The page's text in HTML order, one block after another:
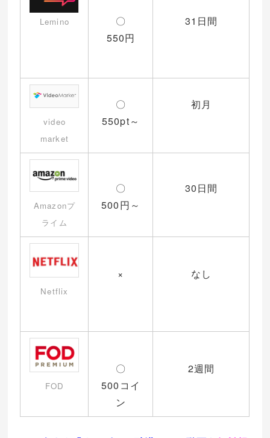
Lemino
〇
550円
31日間
video
market
〇
550pt～
初月
Amazonプ
ライム
〇
500円～
30日間
Netflix
× なし
FOD
〇
500コイ
ン
2週間